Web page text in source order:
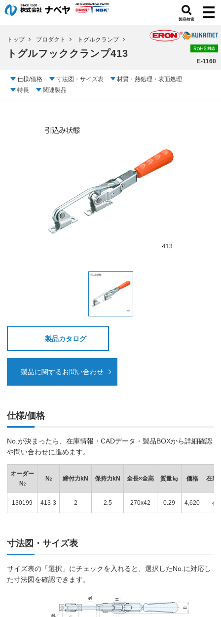
製品検索
トップ プロダクト トグルクランプ
トグルフッククランプ413
E-1160
仕様/価格 寸法図・サイズ表
材質・熱処理・表面処理
特長
関連製品
製品カタログ
製品に関するお問い合わせ
仕様/価格
No.が決まったら、在庫情報・CADデータ・製品BOXから詳細確認
や問い合わせに進めます。
オーダー
№
№ 締付力kN 保持力kN 全長×全高 質量㎏ 価格 在庫
130199 413-3 2 2.5 270x42 0.29 4,620 在
寸法図・サイズ表
サイズ表の「選択」にチェックを入れると、選択したNo.に対応し
た寸法図を確認できます。